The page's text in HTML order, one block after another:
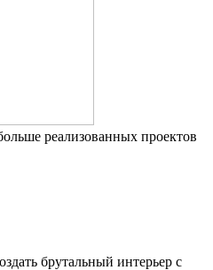
реализованных проектов